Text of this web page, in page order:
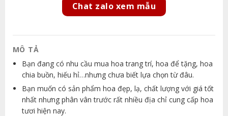
Chat zalo xem mẫu
MÔ TẢ
Bạn đang có nhu cầu mua hoa trang trí, hoa để tặng, hoa
chia buồn, hiếu hỉ…nhưng chưa biết lựa chọn từ đâu.
Bạn muốn có sản phẩm hoa đẹp, lạ, chất lượng với giá tốt
nhất nhưng phân vân trước rất nhiều địa chỉ cung cấp hoa
tươi hiện nay.